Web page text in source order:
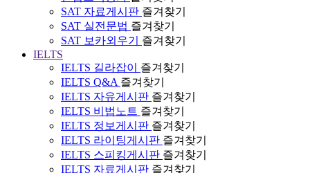
SAT 자료게시판 즐겨찾기
SAT 실전문법 즐겨찾기
SAT 보카외우기
즐겨찾기
IELTS
IELTS 길라잡이
즐겨찾기
IELTS Q&A 즐겨찾기
IELTS 자유게시판 즐겨찾기
IELTS 비법노트 즐겨찾기
IELTS 정보게시판 즐겨찾기
IELTS 라이팅게시판 즐겨찾기
IELTS 스피킹게시판 즐겨찾기
IELTS 자료게시판 즐겨찾기